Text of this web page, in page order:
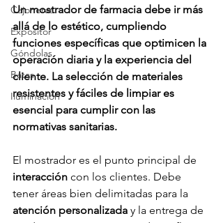
Cajoneras
Expositor
Góndolas
Batas
Iluminación
Un mostrador de farmacia debe ir más
allá de lo estético, cumpliendo
funciones específicas que optimicen la
operación diaria y la experiencia del
cliente. La selección de materiales
resistentes y fáciles de limpiar es
esencial para cumplir con las
normativas sanitarias.
El mostrador es el punto principal de
interacción con los clientes. Debe
tener áreas bien delimitadas para la
atención personalizada y la entrega de